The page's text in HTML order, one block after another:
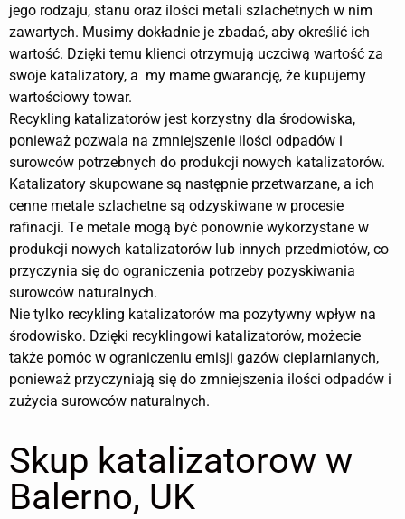
jego rodzaju, stanu oraz ilości metali szlachetnych w nim
zawartych. Musimy dokładnie je zbadać, aby określić ich
wartość. Dzięki temu klienci otrzymują uczciwą wartość za
swoje katalizatory, a my mame gwarancję, że kupujemy
wartościowy towar.
Recykling katalizatorów jest korzystny dla środowiska,
ponieważ pozwala na zmniejszenie ilości odpadów i
surowców potrzebnych do produkcji nowych katalizatorów.
Katalizatory skupowane są następnie przetwarzane, a ich
cenne metale szlachetne są odzyskiwane w procesie
rafinacji. Te metale mogą być ponownie wykorzystane w
produkcji nowych katalizatorów lub innych przedmiotów, co
przyczynia się do ograniczenia potrzeby pozyskiwania
surowców naturalnych.
Nie tylko recykling katalizatorów ma pozytywny wpływ na
środowisko. Dzięki recyklingowi katalizatorów, możecie
także pomóc w ograniczeniu emisji gazów cieplarnianych,
ponieważ przyczyniają się do zmniejszenia ilości odpadów i
zużycia surowców naturalnych.
Skup katalizatorow w
Balerno, UK